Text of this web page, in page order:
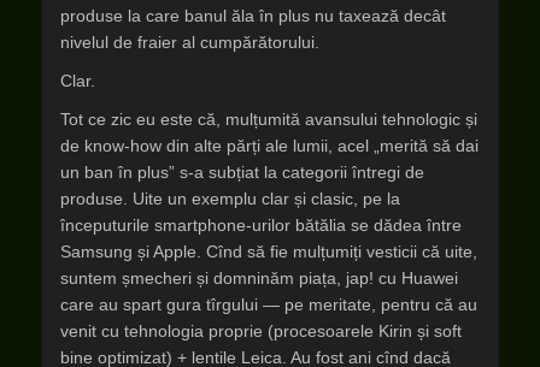
produse la care banul ăla în plus nu taxează decât
nivelul de fraier al cumpărătorului.
Clar.
Tot ce zic eu este că, mulțumită avansului tehnologic și
de know-how din alte părți ale lumii, acel „merită să dai
un ban în plus” s-a subțiat la categorii întregi de
produse. Uite un exemplu clar și clasic, pe la
începuturile smartphone-urilor bătălia se dădea între
Samsung și Apple. Cînd să fie mulțumiți vesticii că uite,
suntem șmecheri și domninăm piața, jap! cu Huawei
care au spart gura tîrgului — pe meritate, pentru că au
venit cu tehnologia proprie (procesoarele Kirin și soft
bine optimizat) + lentile Leica. Au fost ani cînd dacă